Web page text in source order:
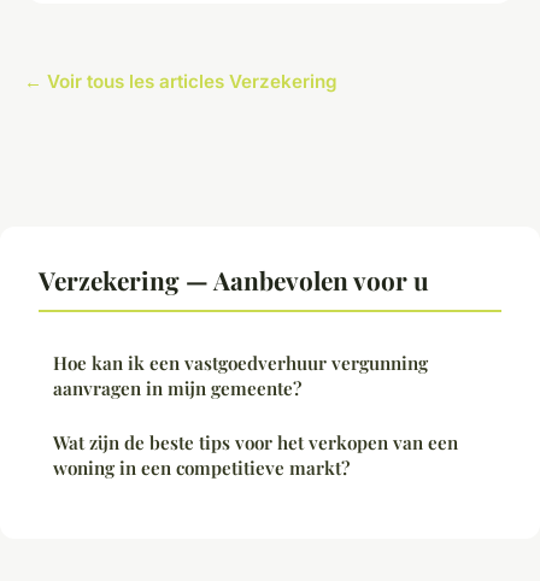
← Voir tous les articles Verzekering
Verzekering — Aanbevolen voor u
Hoe kan ik een vastgoedverhuur vergunning
aanvragen in mijn gemeente?
Wat zijn de beste tips voor het verkopen van een
woning in een competitieve markt?